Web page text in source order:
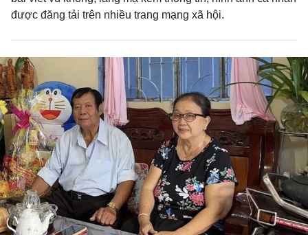
được đăng tải trên nhiều trang mạng xã hội.